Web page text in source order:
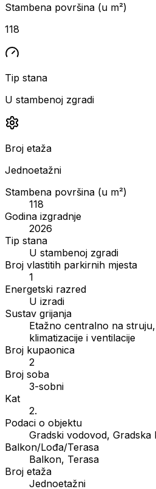
Stambena površina (u m²)
118
Tip stana
U stambenoj zgradi
Broj etaža
Jednoetažni
Stambena površina (u m²)
118
Godina izgradnje
2026
Tip stana
U stambenoj zgradi
Broj vlastitih parkirnih mjesta
1
Energetski razred
U izradi
Sustav grijanja
Etažno centralno na
klimatizacije i ventilacije
Broj kupaonica
2
Broj soba
3-sobni
Kat
2.
Podaci o objektu
Gradski vodovod, Gradska
Balkon/Lođa/Terasa
Balkon, Terasa
Broj etaža
Jednoetažni